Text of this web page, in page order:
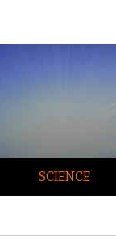
SCIENCE